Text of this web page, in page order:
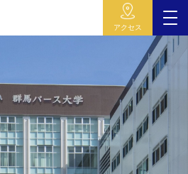
アクセス